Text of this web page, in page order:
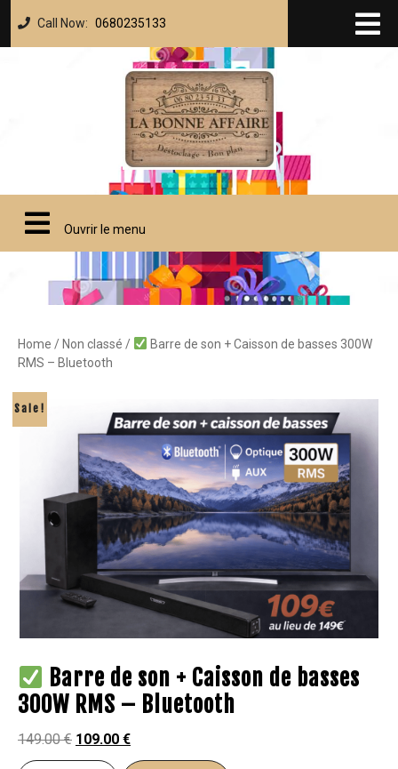
Call Now: 0680235133
Ouvrir le menu
Home / Non classé /
Barre de son + Caisson de basses 300W
RMS – Bluetooth
Sale!
Barre de son + Caisson de basses
300W RMS – Bluetooth
149.00€ 109.00 €